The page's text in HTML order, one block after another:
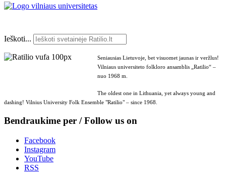
Ieškoti...
Seniausias Lietuvoje, bet visuomet jaunas ir veržlus!
Vilniaus universiteto folkloro ansamblis „Ratilio“ –
nuo 1968 m.
The oldest one in Lithuania, yet always young and
dashing! Vilnius University Folk Ensemble "Ratilio" – since 1968.
Bendraukime per / Follow us on
Facebook
Instagram
YouTube
RSS